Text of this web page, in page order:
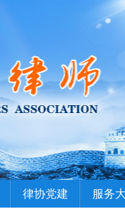
律协党建 服务